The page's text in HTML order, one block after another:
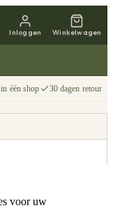
Inloggen Winkelwagen
één shop 30 dagen retour
voor uw